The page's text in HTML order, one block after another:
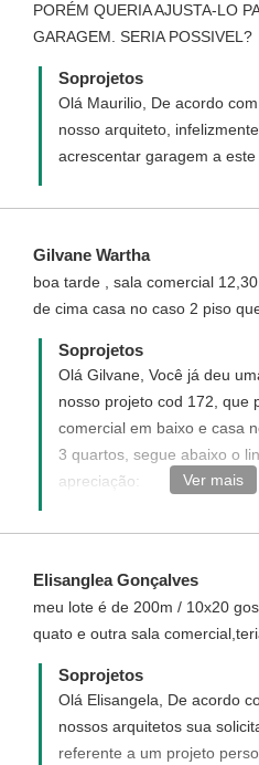
PORÉM QUERIA AJUSTA-LO
GARAGEM. SERIA POSSIVEL?
Soprojetos
Olá Maurilio, De acordo
nosso arquiteto,
acrescentar garagem a este
Gilvane Wartha
boa tarde , sala comercial
de cima casa no caso 2 piso
Soprojetos
Olá Gilvane, Você já deu
nosso projeto cod 172, que
comercial em baixo e casa
3 quartos, segue abaixo o
apreciação:
casas/projeto-de-comercio-
Ver mais
Elisanglea Gonçalves
meu lote é de 200m / 10x20
quato e outra sala
Soprojetos
Olá Elisangela, De acordo
nossos arquitetos sua
referente a um projeto